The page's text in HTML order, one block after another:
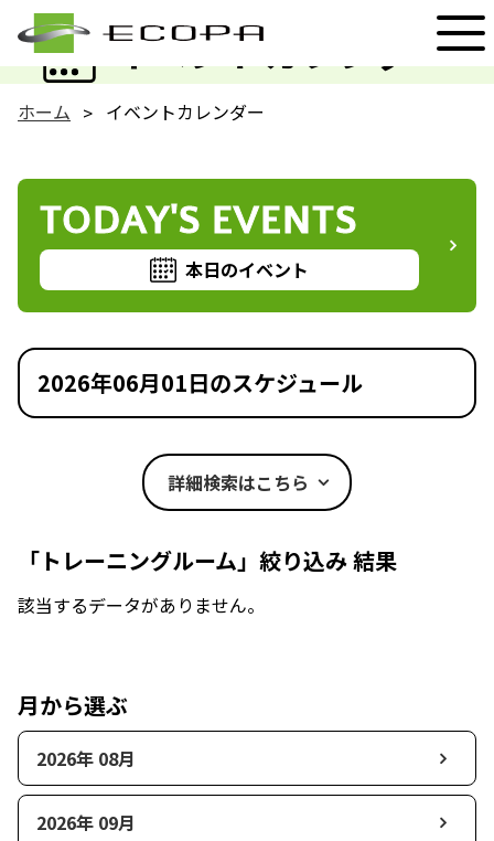
イベントカレンダー
EVENT
ホーム イベントカレンダー
TODAY'S EVENTS
本日のイベント
2026年06月01日のスケジュール
詳細検索はこちら
「トレーニングルーム」絞り込み 結果
該当するデータがありません。
月から選ぶ
2026年 08月
2026年 09月